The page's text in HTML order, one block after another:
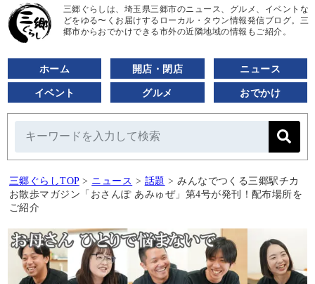
三郷ぐらしは、埼玉県三郷市のニュース、グルメ、イベントな
どをゆる〜くお届けするローカル・タウン情報発信ブログ。三
郷市からおでかけできる市外の近隣地域の情報もご紹介。
ホーム 開店・閉店 ニュース
イベント グルメ おでかけ
三郷ぐらしTOP > ニュース > 話題 > みんなでつくる三郷駅チカ
お散歩マガジン「おさんぽ あみゅぜ」第4号が発刊！配布場所を
ご紹介